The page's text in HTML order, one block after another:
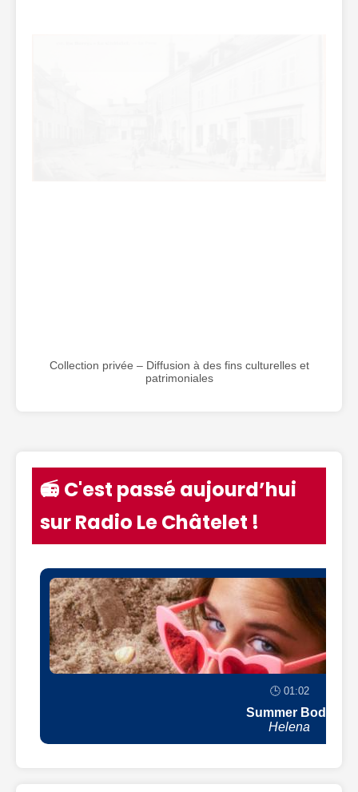
Collection privée – Diffusion à des fins culturelles et
patrimoniales
📻 C'est passé aujourd’hui
sur Radio Le Châtelet !
🕒 01:02
Summer Body
Helena